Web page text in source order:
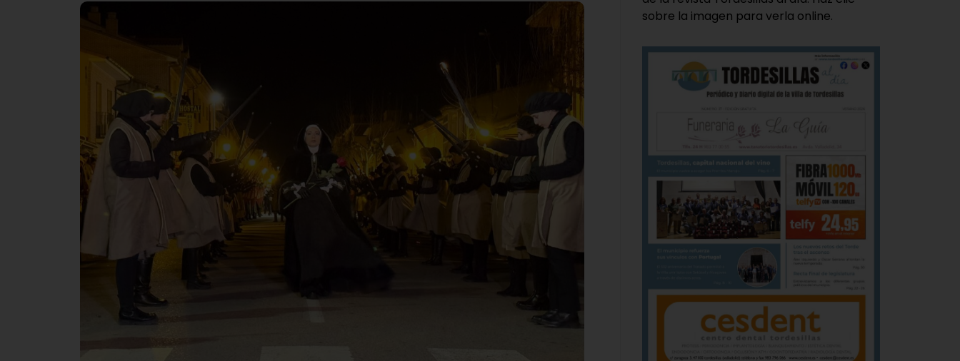
sobre la imagen para verla online.